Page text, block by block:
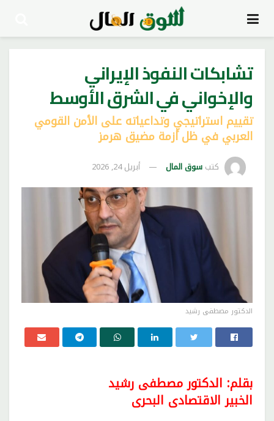
تشابكات النفوذ الإيراني
والإخواني في الشرق الأوسط
تقييم استراتيجي وتداعياته على الأمن القومي
العربي في ظل أزمة مضيق هرمز
كتب سوق المال أبريل 24, 2026
الدكتور مصطفى رشيد
بقلم: الدكتور مصطفى رشيد
الخبير الاقتصادى البحرى